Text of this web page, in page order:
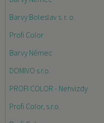
Barvy Boleslav s. r. o.
Profi Color
Barvy Němec
DOMIVO s.r.o.
PROFI COLOR - Nehvizdy
Profi Color, s.r.o.